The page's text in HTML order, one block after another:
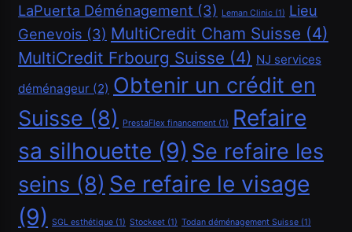
Demander un crédit de 40000 CHF
Mai 8, 2020
LaPuerta Déménagement (3) Leman Clinic (1) Lieu
Genevois (3) MultiCredit Cham Suisse (4)
MultiCredit Frbourg Suisse (4) NJ services
déménageur (2) Obtenir un crédit en
Suisse (8) PrestaFlex financement (1)
Refaire
sa silhouette (9) Se refaire les
seins (8) Se refaire le visage
(9) SGL esthétique (1) Stockeet (1) Todan déménagement Suisse (1)